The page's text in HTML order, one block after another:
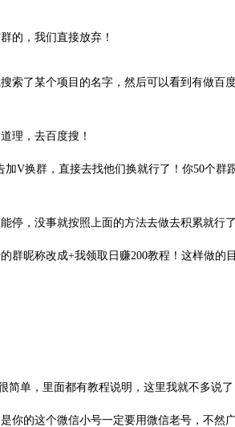
的，我们直接放弃！
索了某个项目的名字，然后可以看到有做百度
理，去百度搜！
V换群，直接去找他们换就行了！你50个群
停，没事就按照上面的方法去做去积累就行了
群昵称改成+我领取日赚200教程！这样做的
单，里面都有教程说明，这里我就不多说了
你的这个微信小号一定要用微信老号，不然